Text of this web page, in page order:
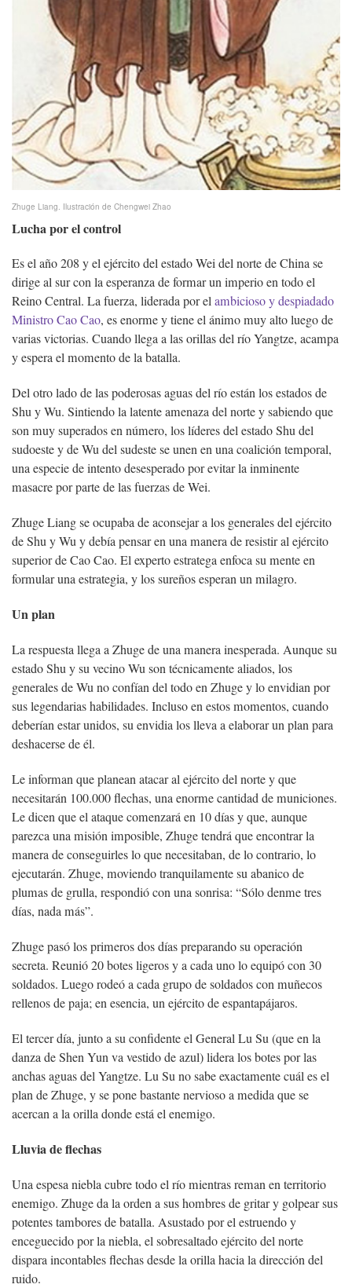
Zhuge Liang. Ilustración de Chengwei Zhao
Lucha por el control
Es el año 208 y el ejército del estado Wei del norte de China se
dirige al sur con la esperanza de formar un imperio en todo el
Reino Central. La fuerza, liderada por elambicioso y despiadado
Ministro Cao Cao, es enorme y tiene el ánimo muy alto luego de
varias victorias. Cuando llega a las orillas del río Yangtze, acampa
y espera el momento de la batalla.
Del otro lado de las poderosas aguas del río están los estados de
Shu y Wu. Sintiendo la latente amenaza del norte y sabiendo que
son muy superados en número, los líderes del estado Shu del
sudoeste y de Wu del sudeste se unen en una coalición temporal,
una especie de intento desesperado por evitar la inminente
masacre por parte de las fuerzas de Wei.
Zhuge Liang se ocupaba de aconsejar a los generales del ejército
de Shu y Wu y debía pensar en una manera de resistir al ejército
superior de Cao Cao. El experto estratega enfoca su mente en
formular una estrategia, y los sureños esperan un milagro.
Un plan
La respuesta llega a Zhuge de una manera inesperada. Aunque su
estado Shu y su vecino Wu son técnicamente aliados, los
generales de Wu no confían del todo en Zhuge y lo envidian por
sus legendarias habilidades. Incluso en estos momentos, cuando
deberían estar unidos, su envidia los lleva a elaborar un plan para
deshacerse de él.
Le informan que planean atacar al ejército del norte y que
necesitarán 100.000 flechas, una enorme cantidad de municiones.
Le dicen que el ataque comenzará en 10 días y que, aunque
parezca una misión imposible, Zhuge tendrá que encontrar la
manera de conseguirles lo que necesitaban, de lo contrario, lo
ejecutarán. Zhuge, moviendo tranquilamente su abanico de
plumas de grulla, respondió con una sonrisa: “Sólo denme tres
días, nada más”.
Zhuge pasó los primeros dos días preparando su operación
secreta. Reunió 20 botes ligeros y a cada uno lo equipó con 30
soldados. Luego rodeó a cada grupo de soldados con muñecos
rellenos de paja; en esencia, un ejército de espantapájaros.
El tercer día, junto a su confidente el General Lu Su (que en la
danza de Shen Yun va vestido de azul) lidera los botes por las
anchas aguas del Yangtze. Lu Su no sabe exactamente cuál es el
plan de Zhuge, y se pone bastante nervioso a medida que se
acercan a la orilla donde está el enemigo.
Lluvia de flechas
Una espesa niebla cubre todo el río mientras reman en territorio
enemigo. Zhuge da la orden a sus hombres de gritar y golpear sus
potentes tambores de batalla. Asustado por el estruendo y
enceguecido por la niebla, el sobresaltado ejército del norte
dispara incontables flechas desde la orilla hacia la dirección del
ruido.